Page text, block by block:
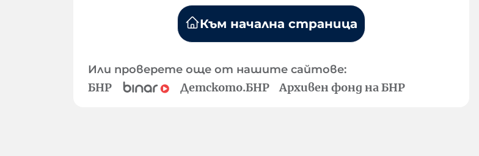
Към начална страница
Или проверете още от нашите сайтове:
БНР Детското.БНР Архивен фонд на БНР